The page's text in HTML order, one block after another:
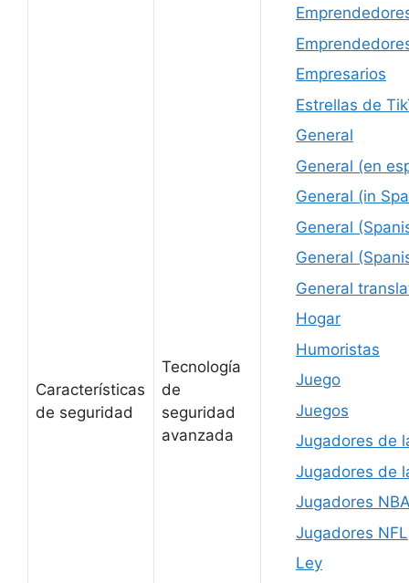
Características
de seguridad
Tecnología
de
seguridad
avanzada
Empresarios
Estrellas de
General
General (en
General (in
General
General
General
Hogar
Humoristas
Juego
Juegos
Jugadores de
Jugadores de
Jugadores
Jugadores NFL
Ley